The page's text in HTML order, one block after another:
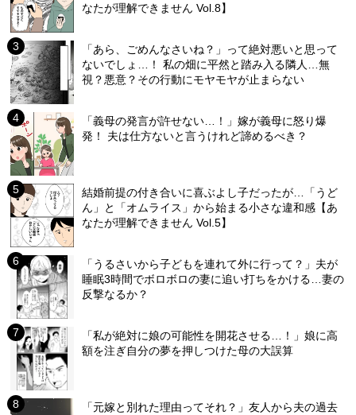
なたが理解できません Vol.8】
「あら、ごめんなさいね？」って絶対悪いと思って
ないでしょ…！ 私の畑に平然と踏み入る隣人…無
視？悪意？その行動にモヤモヤが止まらない
「義母の発言が許せない…！」嫁が義母に怒り爆
発！ 夫は仕方ないと言うけれど諦めるべき？
結婚前提の付き合いに喜ぶよし子だったが…「うど
ん」と「オムライス」から始まる小さな違和感【あ
なたが理解できません Vol.5】
「うるさいから子どもを連れて外に行って？」夫が
睡眠3時間でボロボロの妻に追い打ちをかける…妻の
反撃なるか？
「私が絶対に娘の可能性を開花させる…！」娘に高
額を注ぎ自分の夢を押しつけた母の大誤算
「元嫁と別れた理由ってそれ？」友人から夫の過去